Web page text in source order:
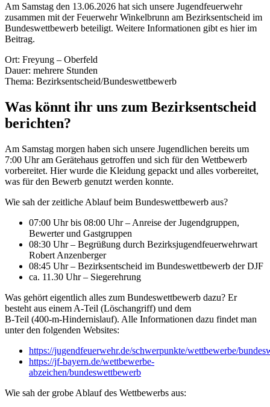
Am Samstag den 13.06.2026 hat sich unsere Jugendfeuerwehr
zusammen mit der Feuerwehr Winkelbrunn am Bezirksentscheid im
Bundeswettbewerb beteiligt. Weitere Informationen gibt es hier im
Beitrag.
Ort: Freyung – Oberfeld
Dauer: mehrere Stunden
Thema: Bezirksentscheid/Bundeswettbewerb
Was könnt ihr uns zum Bezirksentscheid
berichten?
Am Samstag morgen haben sich unsere Jugendlichen bereits um
7:00 Uhr am Gerätehaus getroffen und sich für den Wettbewerb
vorbereitet. Hier wurde die Kleidung gepackt und alles vorbereitet,
was für den Bewerb genutzt werden konnte.
Wie sah der zeitliche Ablauf beim Bundeswettbewerb aus?
07:00 Uhr bis 08:00 Uhr – Anreise der Jugendgruppen,
Bewerter und Gastgruppen
08:30 Uhr – Begrüßung durch Bezirksjugendfeuerwehrwart
Robert Anzenberger
08:45 Uhr – Bezirksentscheid im Bundeswettbewerb der DJF
ca. 11.30 Uhr – Siegerehrung
Was gehört eigentlich alles zum Bundeswettbewerb dazu? Er
besteht aus einem A-Teil (Löschangriff) und dem
B-Teil (400-m-Hindernislauf). Alle Informationen dazu findet man
unter den folgenden Websites:
https://jugendfeuerwehr.de/schwerpunkte/wettbewerbe/
https://jf-bayern.de/wettbewerbe-
abzeichen/bundeswettbewerb
Wie sah der grobe Ablauf des Wettbewerbs aus: